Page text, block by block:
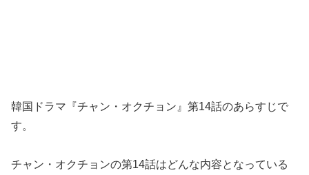
韓国ドラマ『チャン・オクチョン』第14話のあらすじで
す。
チャン・オクチョンの第14話はどんな内容となっている